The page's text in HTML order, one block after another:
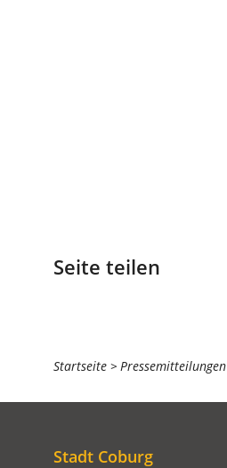
Seite teilen
Sie
befinden
hier:
Startseite Pressemitteilungen
Stadt Coburg